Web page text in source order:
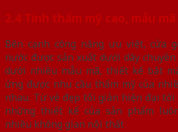
2.4 Tính thẩm mỹ cao, mẫu
Bên cạnh công năng ưu việt, cửa
nước được sản xuất dưới dây
dưới nhiều mẫu mã, thiết kế bắt
ứng được nhu cầu thẩm mỹ của
nhau. Từ vẻ đẹp tối giản hiện đại tới
những thiết kế của sản phẩm
nhiều không gian nội thất